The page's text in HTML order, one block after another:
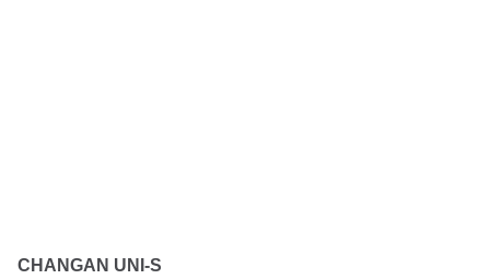
CHANGAN UNI-S